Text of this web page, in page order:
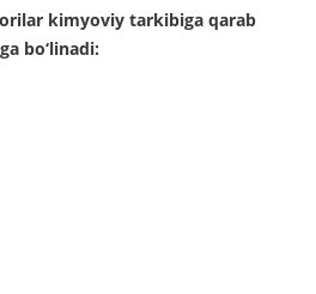
kimyoviy tarkibiga qarab
bo‘linadi: